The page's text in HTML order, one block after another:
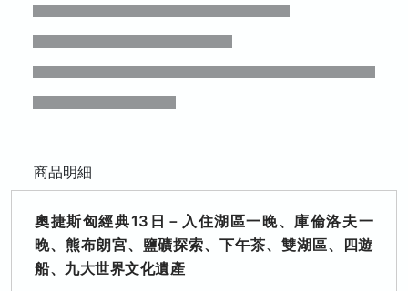
商品明細
奧捷斯匈經典13日－入住湖區一晚、庫倫洛夫一
晚、熊布朗宮、鹽礦探索、下午茶、雙湖區、四遊
船、九大世界文化遺產